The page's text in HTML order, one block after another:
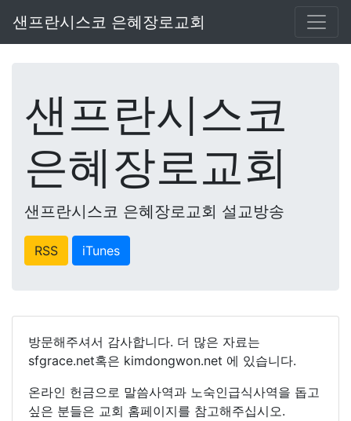
샌프란시스코 은혜장로교회
샌프란시스코
은혜장로교회
샌프란시스코 은혜장로교회 설교방송
RSS iTunes
방문해주셔서 감사합니다. 더 많은 자료는
sfgrace.net혹은 kimdongwon.net 에 있습니다.
온라인 헌금으로 말씀사역과 노숙인급식사역을 돕고
싶은 분들은 교회 홈페이지를 참고해주십시오.